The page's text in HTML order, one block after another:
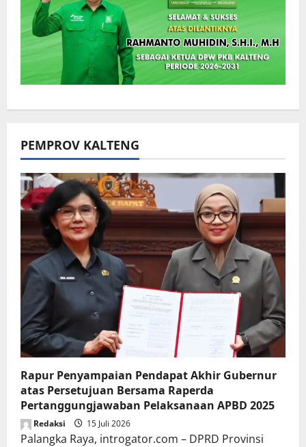
PEMPROV KALTENG
Rapur Penyampaian Pendapat Akhir Gubernur
atas Persetujuan Bersama Raperda
Pertanggungjawaban Pelaksanaan APBD 2025
Redaksi 15 Juli 2026
Palangka Raya, introgator.com – DPRD Provinsi